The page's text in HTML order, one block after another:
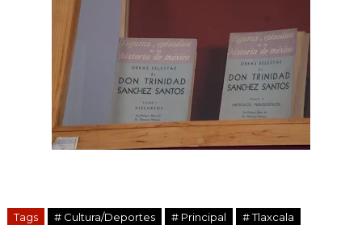
Tags # Cultura/Deportes # Principal # Tlaxcala